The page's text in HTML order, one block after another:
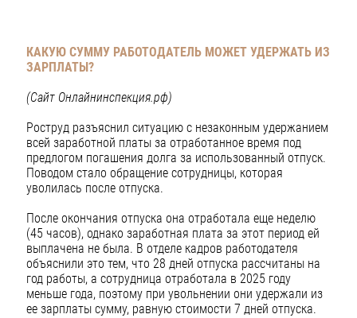
КАКУЮ СУММУ РАБОТОДАТЕЛЬ МОЖЕТ УДЕРЖАТЬ ИЗ
ЗАРПЛАТЫ?
(Сайт Онлайнинспекция.рф)
Роструд разъяснил ситуацию с незаконным удержанием
всей заработной платы за отработанное время под
предлогом погашения долга за использованный отпуск.
Поводом стало обращение сотрудницы, которая
уволилась после отпуска.
После окончания отпуска она отработала еще неделю
(45 часов), однако заработная плата за этот период ей
выплачена не была. В отделе кадров работодателя
объяснили это тем, что 28 дней отпуска рассчитаны на
год работы, а сотрудница отработала в 2025 году
меньше года, поэтому при увольнении они удержали из
ее зарплаты сумму, равную стоимости 7 дней отпуска.